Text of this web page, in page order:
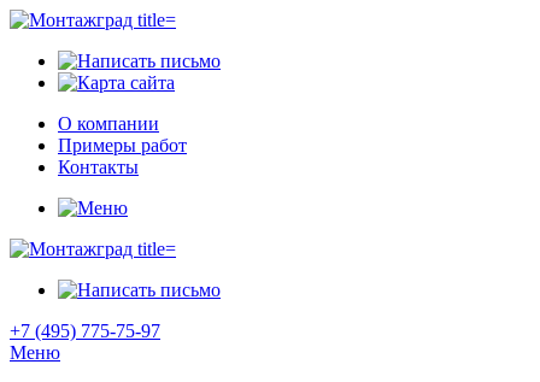
О компании
Примеры работ
Контакты
+7 (495) 775-75-97
Меню